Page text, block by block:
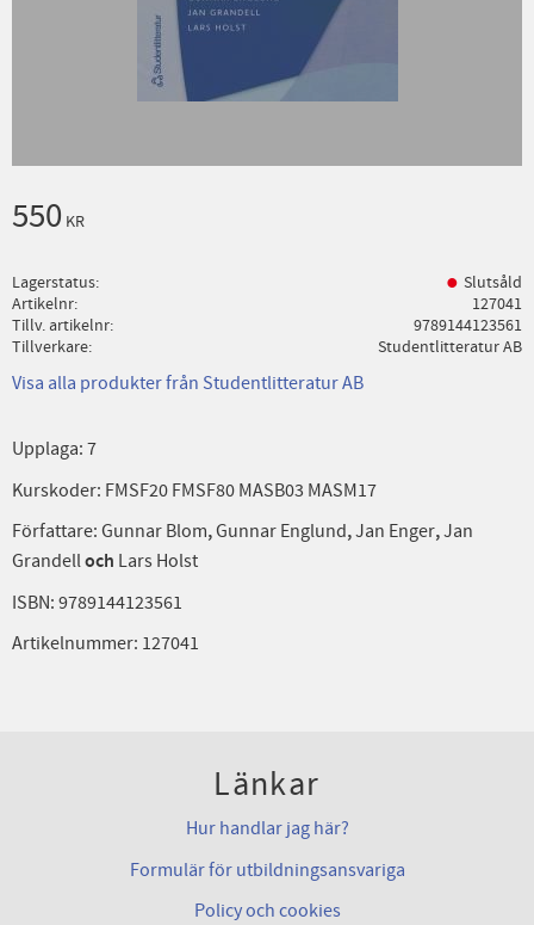
550 KR
Lagerstatus
Slutsåld
Artikelnr
127041
Tillv. artikelnr
9789144123561
Tillverkare
Studentlitteratur AB
Visa alla produkter från Studentlitteratur AB
Upplaga: 7
Kurskoder: FMSF20 FMSF80 MASB03 MASM17
Författare: Gunnar Blom,Gunnar Englund,Jan Enger,Jan
Grandelloch Lars Holst
ISBN: 9789144123561
Artikelnummer: 127041
Länkar
Hur handlar jag här?
Formulär för utbildningsansvariga
Policy och cookies